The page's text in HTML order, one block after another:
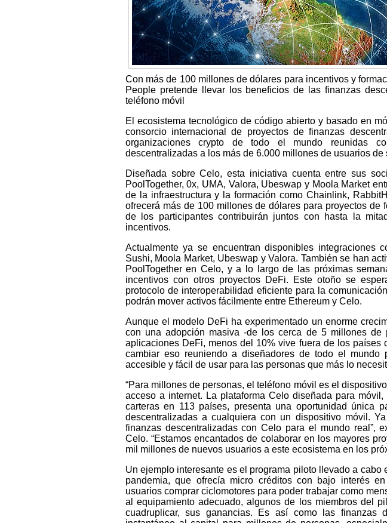
Con más de 100 millones de dólares para incentivos y
People pretende llevar los beneficios de las finanzas
teléfono móvil
El ecosistema tecnológico de código abierto y basado en
consorcio internacional de proyectos de finanzas
organizaciones crypto de todo el mundo reunidas
descentralizadas a los más de 6.000 millones de usuarios de
Diseñada sobre Celo, esta iniciativa cuenta entre sus
PoolTogether, 0x, UMA, Valora, Ubeswap y Moola Market
de la infraestructura y la formación como Chainlink,
ofrecerá más de 100 millones de dólares para proyectos de
de los participantes contribuirán juntos con hasta la
incentivos.
Actualmente ya se encuentran disponibles integraciones
Sushi, Moola Market, Ubeswap y Valora. También se han
PoolTogether en Celo, y a lo largo de las próximas
incentivos con otros proyectos DeFi. Este otoño se
protocolo de interoperabilidad eficiente para la
podrán mover activos fácilmente entre Ethereum y Celo.
Aunque el modelo DeFi ha experimentado un enorme
con una adopción masiva -de los cerca de 5 millones
aplicaciones DeFi, menos del 10% vive fuera de los países
cambiar eso reuniendo a diseñadores de todo el mundo
accesible y fácil de usar para las personas que más lo
“Para millones de personas, el teléfono móvil es el
acceso a internet. La plataforma Celo diseñada para
carteras en 113 países, presenta una oportunidad única
descentralizadas a cualquiera con un dispositivo móvil.
finanzas descentralizadas con Celo para el mundo real”,
Celo. “Estamos encantados de colaborar en los mayores
mil millones de nuevos usuarios a este ecosistema en los
Un ejemplo interesante es el programa piloto llevado a
pandemia, que ofrecía micro créditos con bajo interés
usuarios comprar ciclomotores para poder trabajar como
al equipamiento adecuado, algunos de los miembros del
cuadruplicar, sus ganancias. Es así como las finanzas